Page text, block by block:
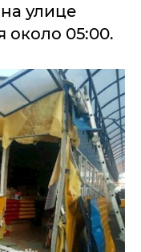
улице
около 05:00.